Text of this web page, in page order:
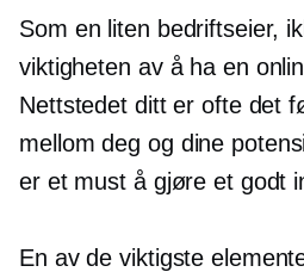
Som en liten bedriftseier,
viktigheten av å ha en
Nettstedet ditt er ofte det
mellom deg og dine
er et must å gjøre et godt
En av de viktigste